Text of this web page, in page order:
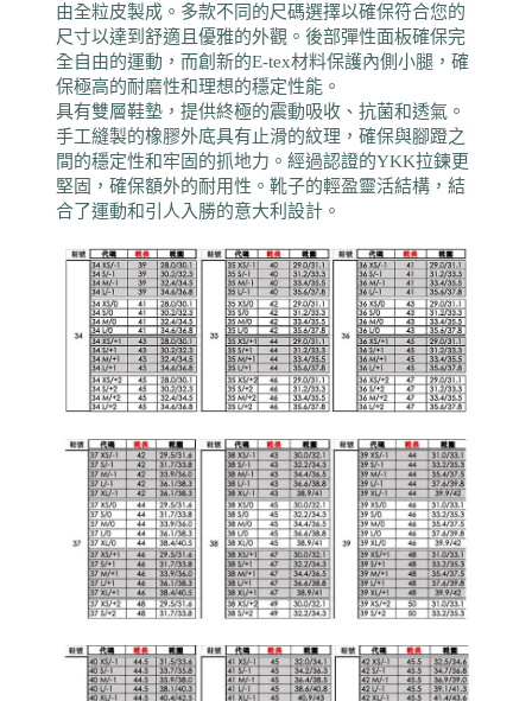
由全粒皮製成。多款不同的尺碼選擇以確保符合您的
尺寸以達到舒適且優雅的外觀。後部彈性面板確保完
全自由的運動，而創新的E-tex材料保護內側小腿，確
保極高的耐磨性和理想的穩定性能。
具有雙層鞋墊，提供終極的震動吸收、抗菌和透氣。
手工縫製的橡膠外底具有止滑的紋理，確保與腳蹬之
間的穩定性和牢固的抓地力。經過認證的YKK拉鍊更
堅固，確保額外的耐用性。靴子的輕盈靈活結構，結
合了運動和引人入勝的意大利設計。